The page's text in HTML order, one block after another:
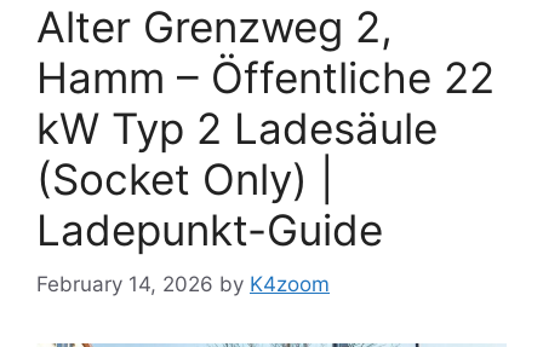
Alter Grenzweg 2,
Hamm – Öffentliche 22
kW Typ 2 Ladesäule
(Socket Only) |
Ladepunkt-Guide
February 14, 2026 by K4zoom